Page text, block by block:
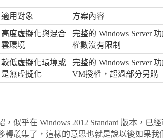
適用對象 方案內容
高度虛擬化與混合
雲環境
完整的 Windows Server
權數沒有限制
較低虛擬化環境或
是無虛擬化
完整的 Windows Server
VM授權，超過部分另購
，似乎在 Windows 2012 Standard 版本，已
轉叢集了，這樣的意思也就是說以後如果我